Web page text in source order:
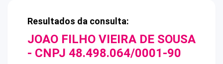
Resultados da consulta:
JOAO FILHO VIEIRA DE SOUSA
- CNPJ 48.498.064/0001-90